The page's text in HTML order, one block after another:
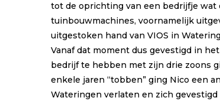
tot de oprichting van een bedrijfje wat
tuinbouwmachines, voornamelijk
uitgestoken hand van VIOS in
Vanaf dat moment dus gevestigd in
bedrijf te hebben met zijn drie zoons
enkele jaren “tobben” ging Nico een
Wateringen verlaten en zich